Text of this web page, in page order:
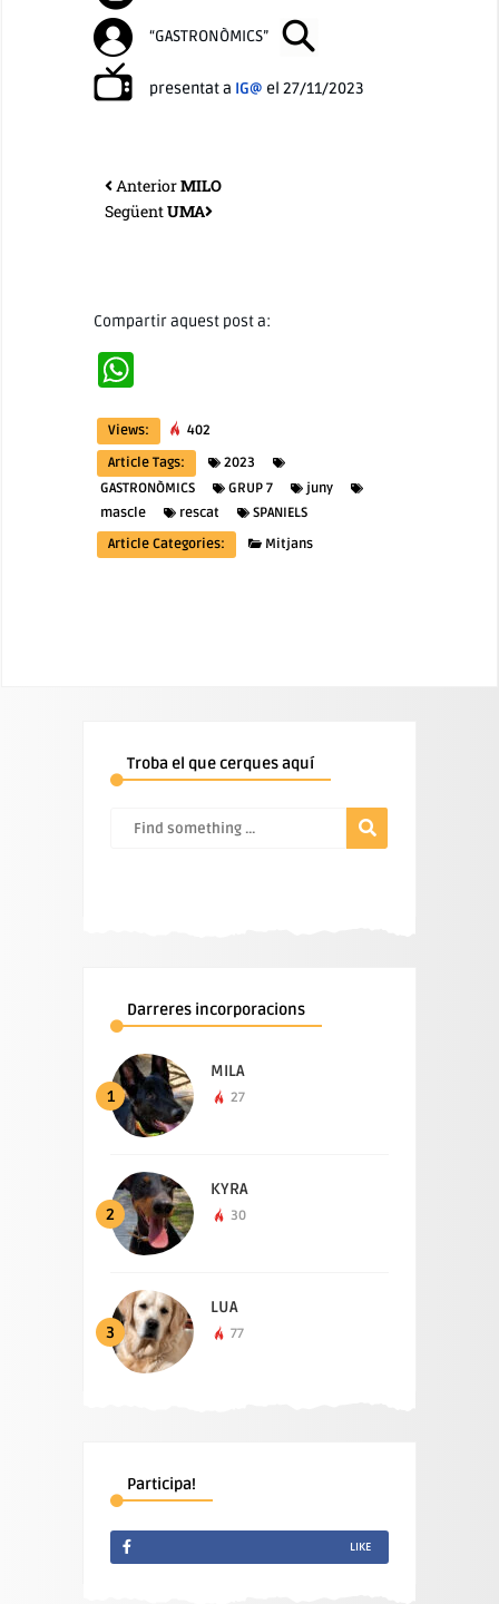
“GASTRONÒMICS”
presentat a IG@ el 27/11/2023
AnteriorMILO
SegüentUMA
Compartir aquest post a:
WhatsApp
Views:
402
Article Tags:
2023
GASTRONÒMICS
GRUP 7
juny
mascle
rescat
SPANIELS
Article Categories:
Mitjans
Troba el que cerques aquí
Darreres incorporacions
1
MILA
27
2
KYRA
30
3
LUA
77
Participa!
LIKE